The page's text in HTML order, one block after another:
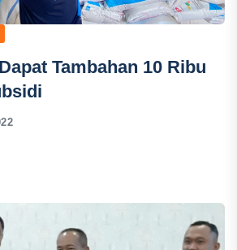
Tambahan 10 Ribu